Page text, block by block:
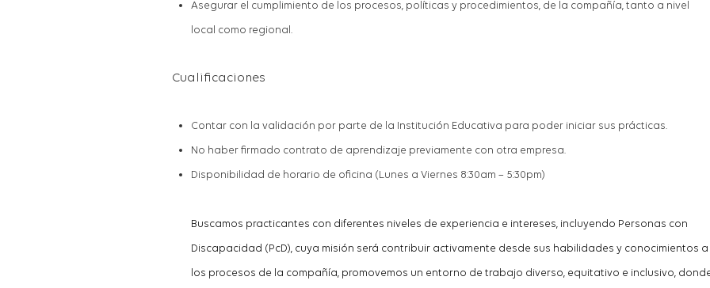
Asegurar el cumplimiento de los procesos, políticas y procedimientos, de la compañía, tanto a nivel
local como regional.
Cualificaciones
Contar con la validación por parte de la Institución Educativa para poder iniciar sus prácticas.
No haber firmado contrato de aprendizaje previamente con otra empresa.
Disponibilidad de horario de oficina ( Lunes a Viernes 8:30am – 5:30pm)
Buscamos practicantes con diferentes niveles de experiencia e intereses, incluyendo Personas con
Discapacidad (PcD), cuya misión será contribuir activamente desde sus habilidades y conocimientos a
los procesos de la compañía, promovemos un entorno de trabajo diverso, equitativo e inclusivo,